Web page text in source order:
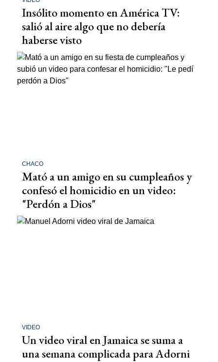
Insólito momento en América TV:
salió al aire algo que no debería
haberse visto
CHACO
Mató a un amigo en su cumpleaños y
confesó el homicidio en un video:
"Perdón a Dios"
VIDEO
Un video viral en Jamaica se suma a
una semana complicada para Adorni